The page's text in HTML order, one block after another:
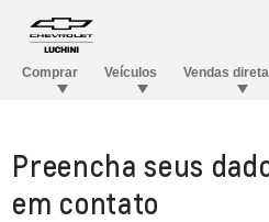
Preencha seus
em contato